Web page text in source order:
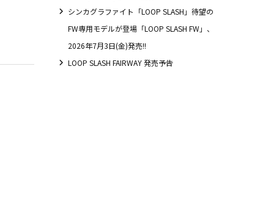
シンカグラファイト「LOOP SLASH」待望の
FW専用モデルが登場「LOOP SLASH FW」、
2026年7月3日(金)発売!!
LOOP SLASH FAIRWAY 発売予告